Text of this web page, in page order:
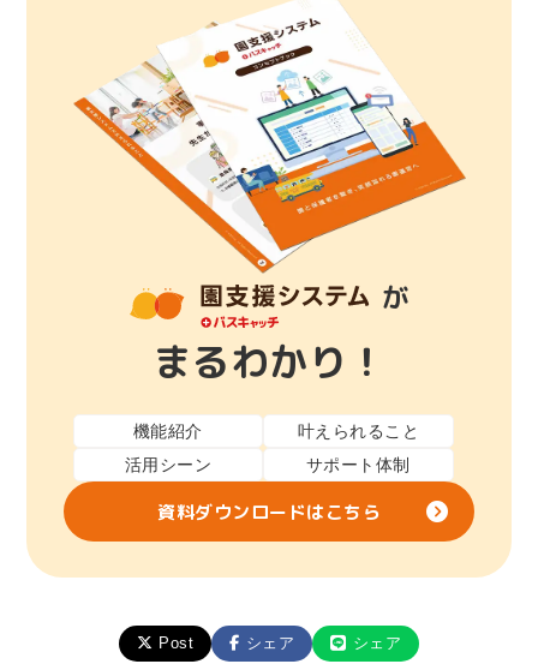
が
まるわかり！
機能紹介
叶えられること
活用シーン
サポート体制
資料ダウンロードはこちら
Post シェア シェア